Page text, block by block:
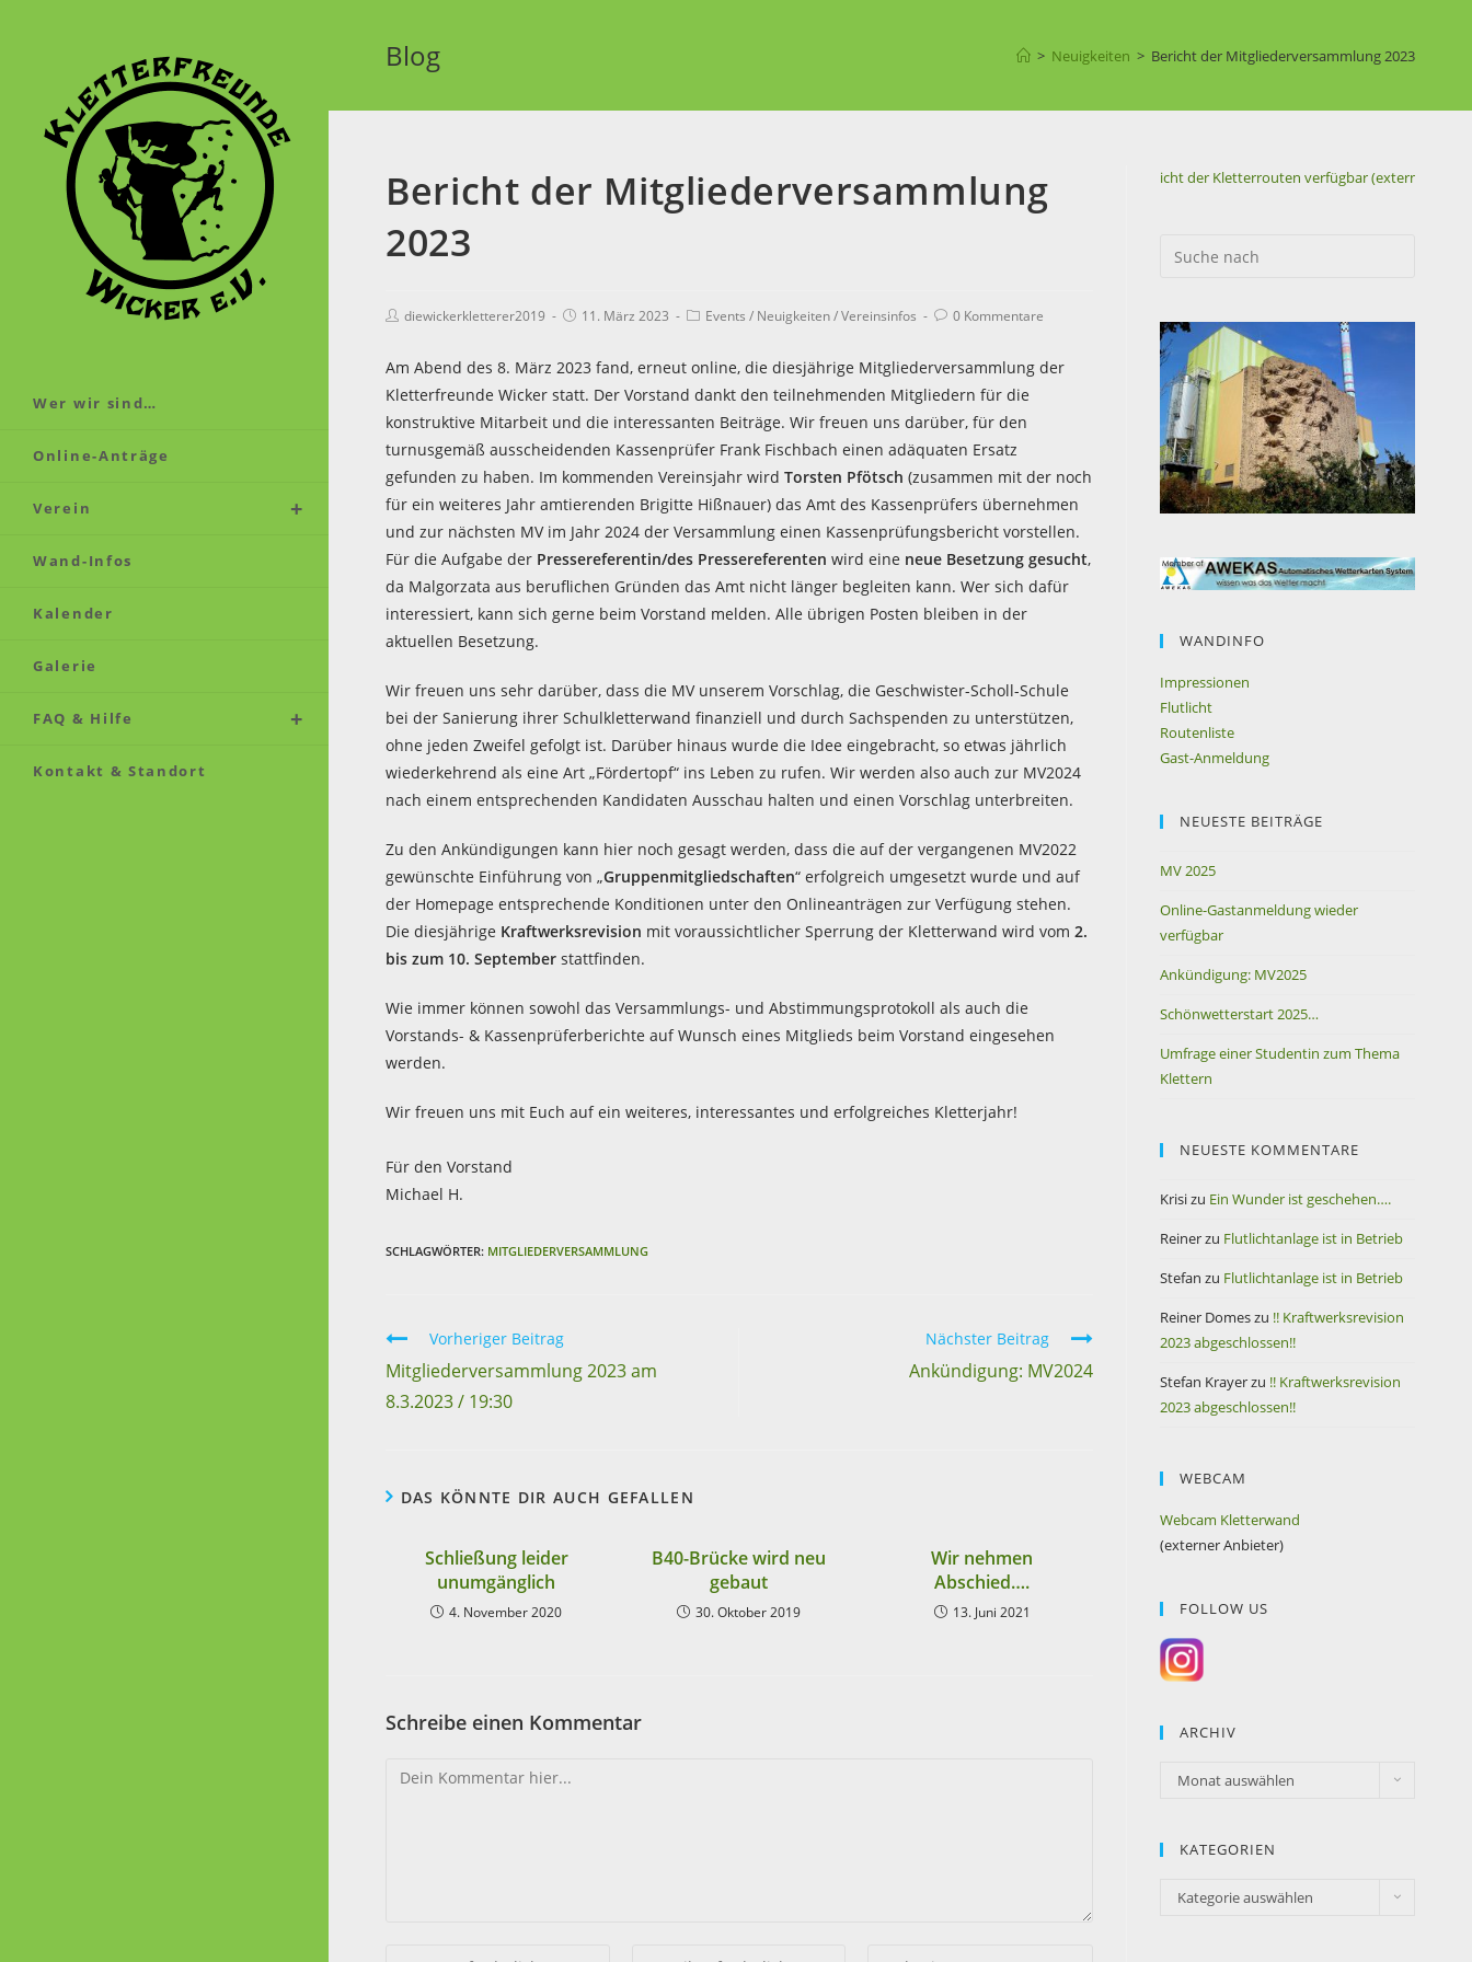
Wer wir sind…
Online-Anträge
Verein
Wand-Infos
Kalender
Galerie
FAQ & Hilfe
Kontakt & Standort
Blog > Neuigkeiten > Bericht der Mitgliederversammlung 2023
Bericht der Mitgliederversammlung
2023
diewickerkletterer2019 11. März 2023 Events / Neuigkeiten/Vereinsinfos 0 Kommentare
Am Abend des 8. März 2023 fand, erneut online, die diesjährige Mitgliederversammlung der
Kletterfreunde Wicker statt. Der Vorstand dankt den teilnehmenden Mitgliedern für die
konstruktive Mitarbeit und die interessanten Beiträge. Wir freuen uns darüber, für den
turnusgemäß ausscheidenden Kassenprüfer Frank Fischbach einen adäquaten Ersatz
gefunden zu haben. Im kommenden Vereinsjahr wirdTorsten Pfötsch (zusammen mit der noch
für ein weiteres Jahr amtierenden Brigitte Hißnauer) das Amt des Kassenprüfers übernehmen
und zur nächsten MV im Jahr 2024 der Versammlung einen Kassenprüfungsbericht vorstellen.
Für die Aufgabe der Pressereferentin/des Pressereferentenwird eine neue Besetzung gesucht,
da Malgorzata aus beruflichen Gründen das Amt nicht länger begleiten kann. Wer sich dafür
interessiert, kann sich gerne beim Vorstand melden. Alle übrigen Posten bleiben in der
aktuellen Besetzung.
Wir freuen uns sehr darüber, dass die MV unserem Vorschlag, die Geschwister-Scholl-Schule
bei der Sanierung ihrer Schulkletterwand finanziell und durch Sachspenden zu unterstützen,
ohne jeden Zweifel gefolgt ist. Darüber hinaus wurde die Idee eingebracht, so etwas jährlich
wiederkehrend als eine Art „Fördertopf“ ins Leben zu rufen. Wir werden also auch zur MV2024
nach einem entsprechenden Kandidaten Ausschau halten und einen Vorschlag unterbreiten.
Zu den Ankündigungen kann hier noch gesagt werden, dass die auf der vergangenen MV2022
gewünschte Einführung von „Gruppenmitgliedschaften“ erfolgreich umgesetzt wurde und auf
der Homepage entsprechende Konditionen unter den Onlineanträgen zur Verfügung stehen.
Die diesjährige Kraftwerksrevision mit voraussichtlicher Sperrung der Kletterwand wird vom2.
bis zum 10. Septemberstattfinden.
Wie immer können sowohl das Versammlungs- und Abstimmungsprotokoll als auch die
Vorstands- & Kassenprüferberichte auf Wunsch eines Mitglieds beim Vorstand eingesehen
werden.
Wir freuen uns mit Euch auf ein weiteres, interessantes und erfolgreiches Kletterjahr!
Für den Vorstand
Michael H.
SCHLAGWÖRTER: MITGLIEDERVERSAMMLUNG
Vorheriger Beitrag
Mitgliederversammlung 2023 am
8.3.2023 / 19:30
Nächster Beitrag
Ankündigung: MV2024
DAS KÖNNTE DIR AUCH GEFALLEN
Schließung leider
unumgänglich
4. November 2020
B40-Brücke wird neu
gebaut
30. Oktober 2019
Wir nehmen
Abschied….
13. Juni 2021
Schreibe einen Kommentar
Übersicht der Kletterrouten verfügbar (extern) !
WANDINFO
Impressionen
Flutlicht
Routenliste
Gast-Anmeldung
NEUESTE BEITRÄGE
MV 2025
Online-Gastanmeldung wieder
verfügbar
Ankündigung: MV2025
Schönwetterstart 2025…
Umfrage einer Studentin zum Thema
Klettern
NEUESTE KOMMENTARE
Krisizu Ein Wunder ist geschehen….
Reinerzu Flutlichtanlage ist in Betrieb
Stefan zu Flutlichtanlage ist in Betrieb
Reiner Domeszu !! Kraftwerksrevision
2023 abgeschlossen!!
Stefan Krayerzu !! Kraftwerksrevision
2023 abgeschlossen!!
WEBCAM
Webcam Kletterwand
(externer Anbieter)
FOLLOW US
ARCHIV
Monat auswählen
KATEGORIEN
Kategorie auswählen